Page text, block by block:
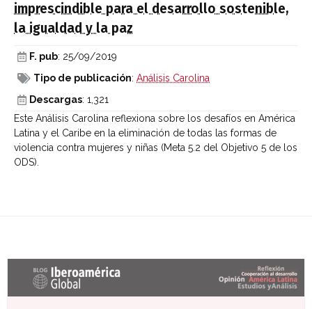
imprescindible para el desarrollo sostenible,
la igualdad y la paz
F. pub: 25/09/2019
Tipo de publicación: Análisis Carolina
Descargas: 1,321
Este Análisis Carolina reflexiona sobre los desafíos en América
Latina y el Caribe en la eliminación de todas las formas de
violencia contra mujeres y niñas (Meta 5.2 del Objetivo 5 de los
ODS).
Últimas entradas Blog Iberoamérica global